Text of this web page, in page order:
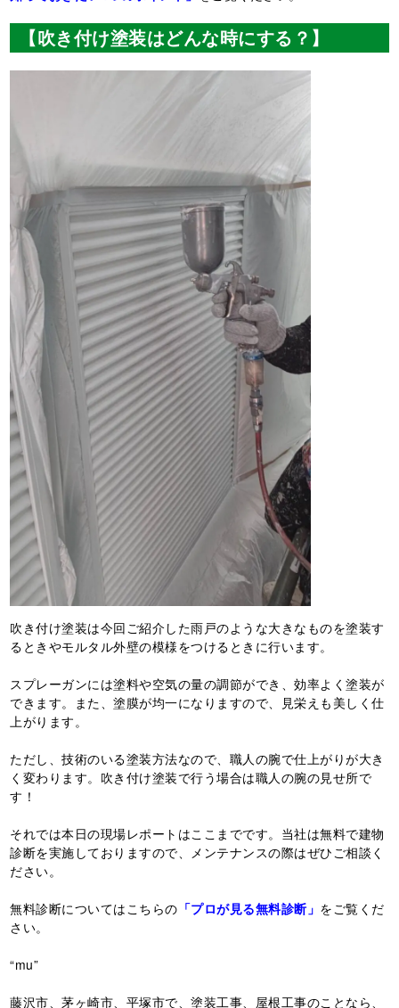
【吹き付け塗装はどんな時にする？】
吹き付け塗装は今回ご紹介した雨戸のような大きなものを塗装す
るときやモルタル外壁の模様をつけるときに行います。
スプレーガンには塗料や空気の量の調節ができ、効率よく塗装が
できます。また、塗膜が均一になりますので、見栄えも美しく仕
上がります。
ただし、技術のいる塗装方法なので、職人の腕で仕上がりが大き
く変わります。吹き付け塗装で行う場合は職人の腕の見せ所で
す！
それでは本日の現場レポートはここまでです。当社は無料で建物
診断を実施しておりますので、メンテナンスの際はぜひご相談く
ださい。
無料診断についてはこちらの 「プロが見る無料診断」 をご覧くだ
さい。
“mu”
藤沢市、茅ヶ崎市、平塚市で、塗装工事、屋根工事のことなら、